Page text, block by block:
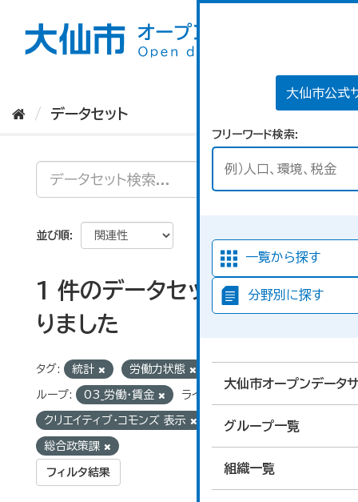
大仙市公式
フリーワード検索
一覧から探す
分野別に探す
大仙市オープンデータ
グループ一覧
組織一覧
データセット
並び順
1 件のデータセットが見つか
りました
タグ: 統計 労働力状態
ループ: 03_労働・賃金 ライセンス:
クリエイティブ・コモンズ 表示 組織:
総合政策課
フィルタ結果